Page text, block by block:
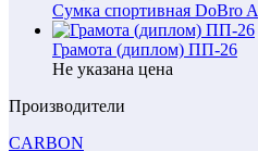
Сумка спортивная DoBro
Грамота (диплом) ПП-26
Не указана цена
Производители
CARBON